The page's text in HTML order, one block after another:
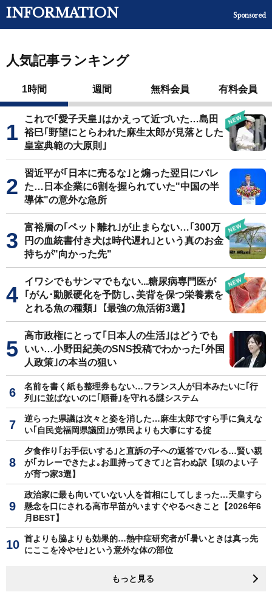
INFORMATION Sponsored
人気記事ランキング
1時間 週間 無料会員 有料会員
これで｢愛子天皇｣はかえって近づいた…島田
裕巳｢野望にとらわれた麻生太郎が見落とした
皇室典範の大原則｣
習近平が｢日本に売るな｣と煽った翌日にバレ
た…日本企業に6割を握られていた"中国の半
導体"の意外な急所
富裕層の｢ペット離れ｣が止まらない…｢300万
円の血統書付き犬は時代遅れ｣という真のお金
持ちが"向かった先"
イワシでもサンマでもない...糖尿病専門医が
｢がん･動脈硬化を予防し､美背を保つ栄養素を
とれる魚の種類｣【最強の魚活術3選】
高市政権にとって｢日本人の生活｣はどうでも
いい…小野田紀美のSNS投稿でわかった｢外国
人政策｣の本当の狙い
名前を書く紙も整理券もない…フランス人が日本みたいに｢行
列｣に並ばないのに｢順番｣を守れる謎システム
逆らった県議は次々と姿を消した…麻生太郎ですら手に負えな
い｢自民党福岡県議団｣が県民よりも大事にする掟
夕食作り｢お手伝いする｣と直訴の子への返答でバレる…賢い親
が｢カレーできたよ｡お皿持ってきて｣と言わぬ訳【頭のよい子
が育つ家3選】
政治家に最も向いていない人を首相にしてしまった…天皇すら
懸念を口にされる高市早苗がいますぐやるべきこと【2026年6
月BEST】
首よりも脇よりも効果的…熱中症研究者が｢暑いときは真っ先
にここを冷やせ｣という意外な体の部位
もっと見る